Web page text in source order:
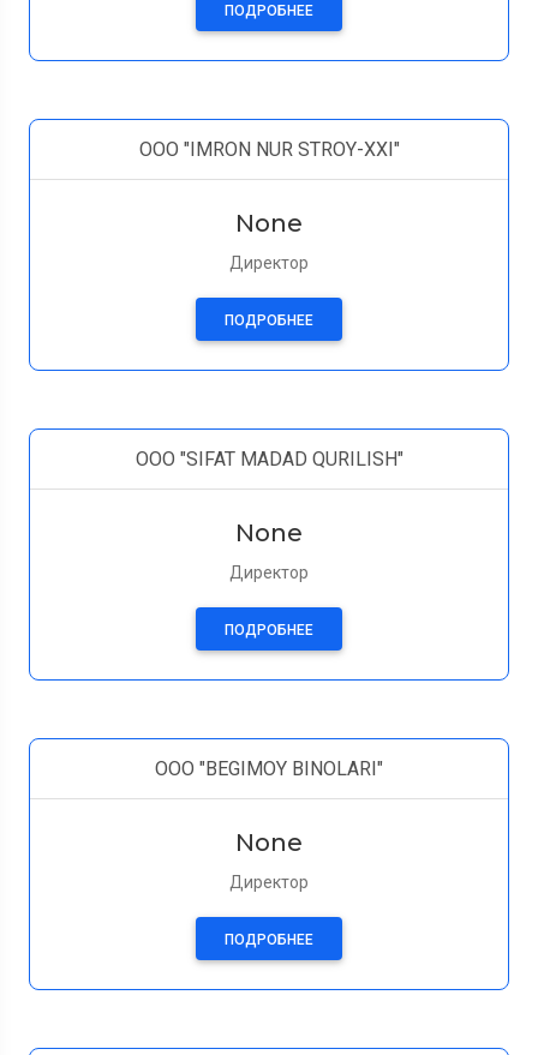
ПОДРОБНЕЕ
ООО "IMRON NUR STROY-XXI"
None
Директор
ПОДРОБНЕЕ
ООО "SIFAT MADAD QURILISH"
None
Директор
ПОДРОБНЕЕ
ООО "BEGIMOY BINOLARI"
None
Директор
ПОДРОБНЕЕ